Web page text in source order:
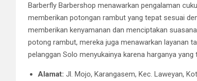
Barberfly Barbershop menawarkan pengalaman
memberikan potongan rambut yang tepat sesuai
memberikan kenyamanan dan menciptakan
potong rambut, mereka juga menawarkan layanan
pelanggan Solo menyukainya karena harganya
Alamat: Jl. Mojo, Karangasem, Kec. Laweyan,